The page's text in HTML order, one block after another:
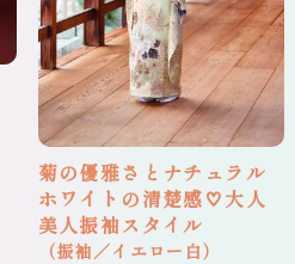
菊の優雅さとナチュラル
ホワイトの清楚感♡大人
美人振袖スタイル
（振袖／イエロー白）